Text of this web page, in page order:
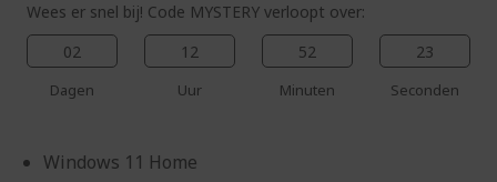
Wees er snel bij! Code MYSTERY verloopt over:
02
Dagen
12
Uur
52
Minuten
23
Seconden
Windows 11 Home